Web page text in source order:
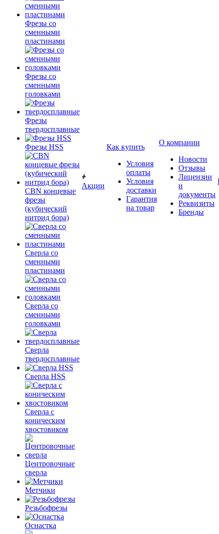
Фрезы со
сменными
пластинами
Фрезы со
сменными
головками
Фрезы
твердосплавные
Фрезы HSS
CBN концевые
фрезы
(кубический
нитрид бора)
Сверла со
сменными
пластинами
Сверла со
сменными
головками
Сверла
твердосплавные
Сверла HSS
Сверла с
коническим
хвостовиком
Центровочные
сверла
Метчики
Резьбофрезы
Оснастка
Акции
Как купить
Условия
оплаты
Условия
доставки
Гарантия
на товар
О компании
Новости
Отзывы
Лицензии
и
документы
Реквизиты
Бренды